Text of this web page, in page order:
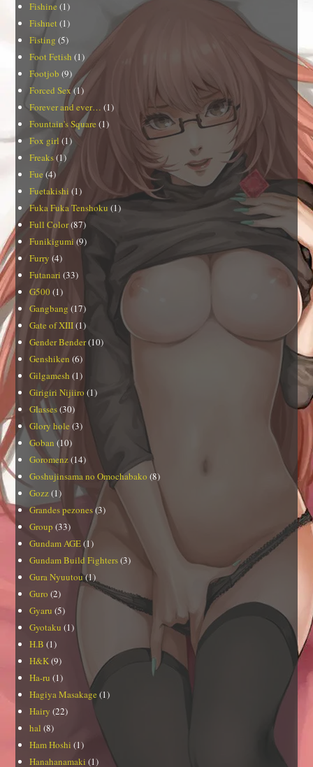
Fishine (1)
Fishnet (1)
Fisting (5)
Foot Fetish (1)
Footjob (9)
Forced Sex(1)
Forever and ever… (1)
Fountain's Square (1)
Fox girl (1)
Freaks(1)
Fue (4)
Fuetakishi (1)
Fuka Fuka Tenshoku (1)
Full Color(87)
Funikigumi (9)
Furry (4)
Futanari (33)
G500 (1)
Gangbang (17)
Gate of XIII(1)
Gender Bender(10)
Genshiken (6)
Gilgamesh (1)
Girigiri Nijiiro (1)
Glasses(30)
Glory hole (3)
Goban (10)
Goromenz(14)
Goshujinsama no Omochabako (8)
Gozz(1)
Grandes pezones(3)
Group (33)
Gundam AGE(1)
Gundam Build Fighters(3)
Gura Nyuutou(1)
Guro (2)
Gyaru (5)
Gyotaku (1)
H.B (1)
H&K(9)
Ha-ru (1)
Hagiya Masakage (1)
Hairy (22)
hal (8)
Ham Hoshi (1)
Hanahanamaki (1)